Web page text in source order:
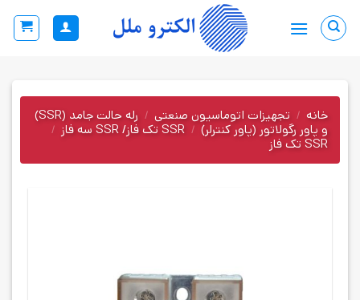
خانه / تجهیزات اتوماسیون صنعتی /
رله حالت جامد (SSR)
و پاور رگولاتور (پاور کنترلر) / SSR تک فاز/ SSR سه فاز
/
SSR تک فاز